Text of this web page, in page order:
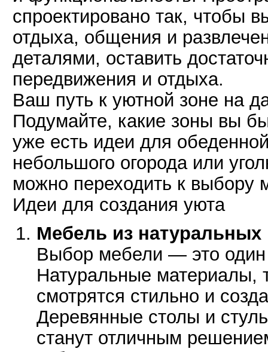
спроектировано так, чтобы
отдыха, общения и
деталями, оставить
передвижения и отдыха.
Ваш путь к уютной зоне на
Подумайте, какие зоны вы
уже есть идеи для
небольшого огорода или
можно переходить к выбору
Идеи для создания уюта
Мебель из натуральных
Выбор мебели — это
Натуральные материалы,
смотрятся стильно и
Деревянные столы и
станут отличным